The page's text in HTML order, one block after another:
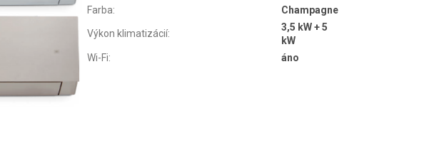
Farba: Champagne
Výkon klimatizácií:
3,5 kW + 5
kW
Wi-Fi: áno